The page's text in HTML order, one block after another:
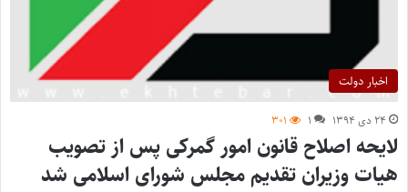
اخبار دولت
۲۴ دی ۱۳۹۴ ۱ ۳۰۱
لایحه اصلاح قانون امور گمرکی پس از تصویب
هیات وزیران تقدیم مجلس شورای اسلامی شد